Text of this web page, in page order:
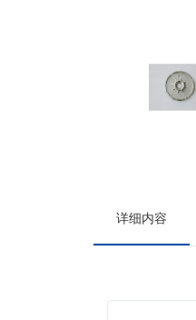
详细内容